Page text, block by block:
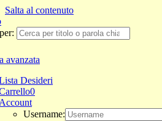
Salta al contenuto
avanzata
Desideri
0
Username: